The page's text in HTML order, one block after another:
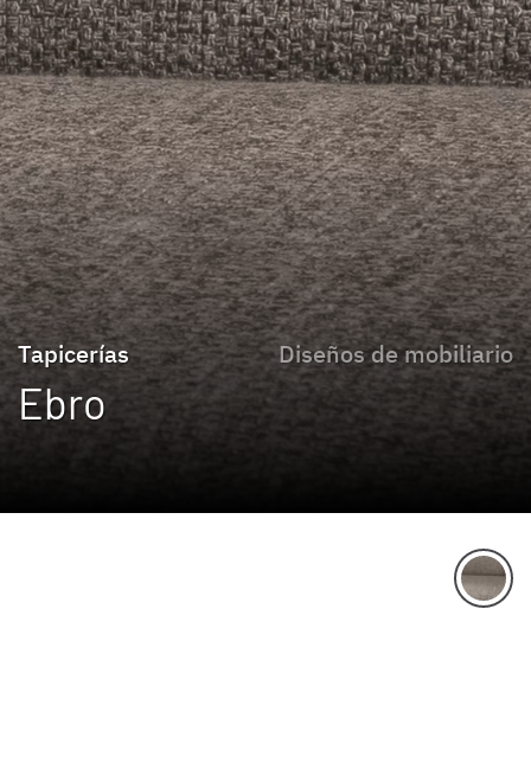
Ebro
Tapicerías Diseños de mobiliario